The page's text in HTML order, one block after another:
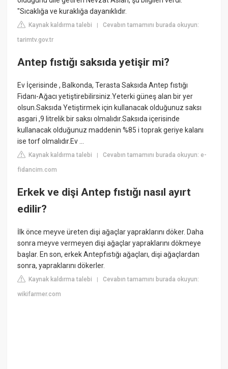
"Sıcaklığa ve kuraklığa dayanıklıdır.
Kaynak kaldırma talebi |Cevabın tamamını burada okuyun:
tarimtv.gov.tr
Antep fıstığı saksıda yetişir mi?
Ev İçerisinde , Balkonda, Terasta Saksıda Antep fıstığı
Fidanı-Ağacı yetiştirebilirsiniz.Yeterki güneş alan bir yer
olsun.Saksıda Yetiştirmek için kullanacak olduğunuz saksı
asgari ,9 litrelik bir saksı olmalıdır.Saksıda içerisinde
kullanacak olduğunuz maddenin %85 i toprak geriye kalanı
ise torf olmalıdır.Ev ...
Kaynak kaldırma talebi |Cevabın tamamını burada okuyun: e-
fidancim.com
Erkek ve dişi Antep fıstığı nasıl ayırt
edilir?
İlk önce meyve üreten dişi ağaçlar yapraklarını döker. Daha
sonra meyve vermeyen dişi ağaçlar yapraklarını dökmeye
başlar. En son, erkek Antepfıstığı ağaçları, dişi ağaçlardan
sonra, yapraklarını dökerler.
Kaynak kaldırma talebi |Cevabın tamamını burada okuyun:
wikifarmer.com